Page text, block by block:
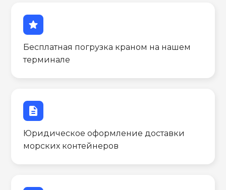
star
Бесплатная погрузка краном на нашем
терминале
description
Юридическое оформление доставки
морских контейнеров